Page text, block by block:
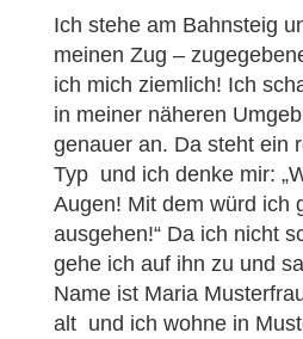
Ich stehe am Bahnsteig
meinen Zug –
ich mich ziemlich! Ich
in meiner näheren
genauer an. Da steht ein
Typ und ich denke mir:
Augen! Mit dem würd ich
ausgehen!“ Da ich nicht
gehe ich auf ihn zu und
Name ist Maria
alt und ich wohne in